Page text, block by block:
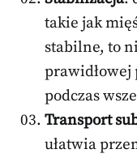
takie jak
stabilne, to
prawidłowej
podczas
Transport
ułatwia